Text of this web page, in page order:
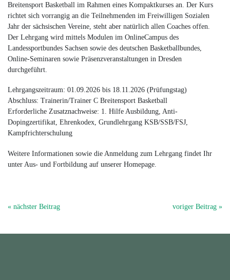
Breitensport Basketball im Rahmen eines Kompaktkurses an. Der Kurs
richtet sich vorrangig an die Teilnehmenden im Freiwilligen Sozialen
Jahr der sächsischen Vereine, steht aber natürlich allen Coaches offen.
Der Lehrgang wird mittels Modulen im OnlineCampus des
Landessportbundes Sachsen sowie des deutschen Basketballbundes,
Online-Seminaren sowie Präsenzveranstaltungen in Dresden
durchgeführt.
Lehrgangszeitraum: 01.09.2026 bis 18.11.2026 (Prüfungstag)
Abschluss: Trainerin/Trainer C Breitensport Basketball
Erforderliche Zusatznachweise: 1. Hilfe Ausbildung, Anti-
Dopingzertifikat, Ehrenkodex, Grundlehrgang KSB/SSB/FSJ,
Kampfrichterschulung
Weitere Informationen sowie die Anmeldung zum Lehrgang findet Ihr
unter Aus- und Fortbildung auf unserer Homepage.
« nächster Beitrag voriger Beitrag »